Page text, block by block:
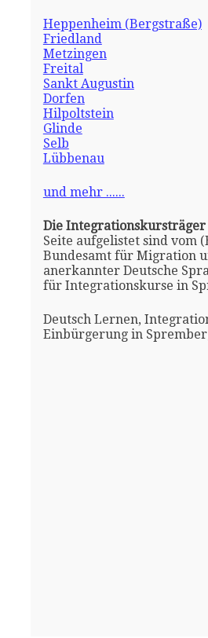
Heppenheim (Bergstraße)
Friedland
Metzingen
Freital
Sankt Augustin
Dorfen
Hilpoltstein
Glinde
Selb
Lübbenau
und mehr ......
Die Integrationskursträger
Seite aufgelistet sind vom
Bundesamt für Migration
anerkannter Deutsche
für Integrationskurse in
Deutsch Lernen,
Einbürgerung in